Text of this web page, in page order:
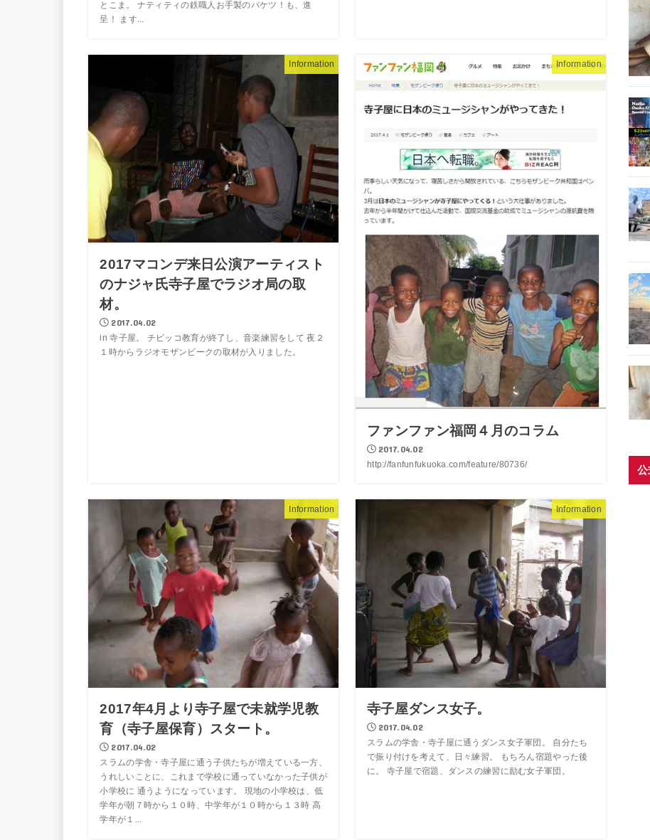
とこま。 ナティティの鉄職人お手製のバケツ！も、進
呈！ ます...
Information
2017マコンデ来日公演アーティスト
のナジャ氏寺子屋でラジオ局の取
材。
2017.04.02
in 寺子屋。 チビッコ教育が終了し、音楽練習をして 夜２
１時からラジオモザンビークの取材が入りました。
Information
ファンファン福岡４月のコラム
2017.04.02
http://fanfunfukuoka.com/feature/80736/
Information
2017年4月より寺子屋で未就学児教
育（寺子屋保育）スタート。
2017.04.02
スラムの学舎・寺子屋に通う子供たちが増えている一方、
うれしいことに、これまで学校に通っていなかった子供が
小学校に 通うようになっています。 現地の小学校は、低
学年が朝７時から１０時、中学年が１０時から１３時 高
学年が１...
Information
寺子屋ダンス女子。
2017.04.02
スラムの学舎・寺子屋に通うダンス女子軍団。 自分たち
で振り付けを考えて、日々練習。 もちろん宿題やった後
に。 寺子屋で宿題、ダンスの練習に励む女子軍団。
公